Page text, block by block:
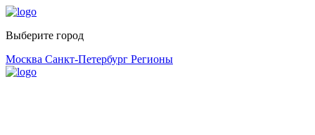
Выберите город
Москва Санкт-Петербург Регионы